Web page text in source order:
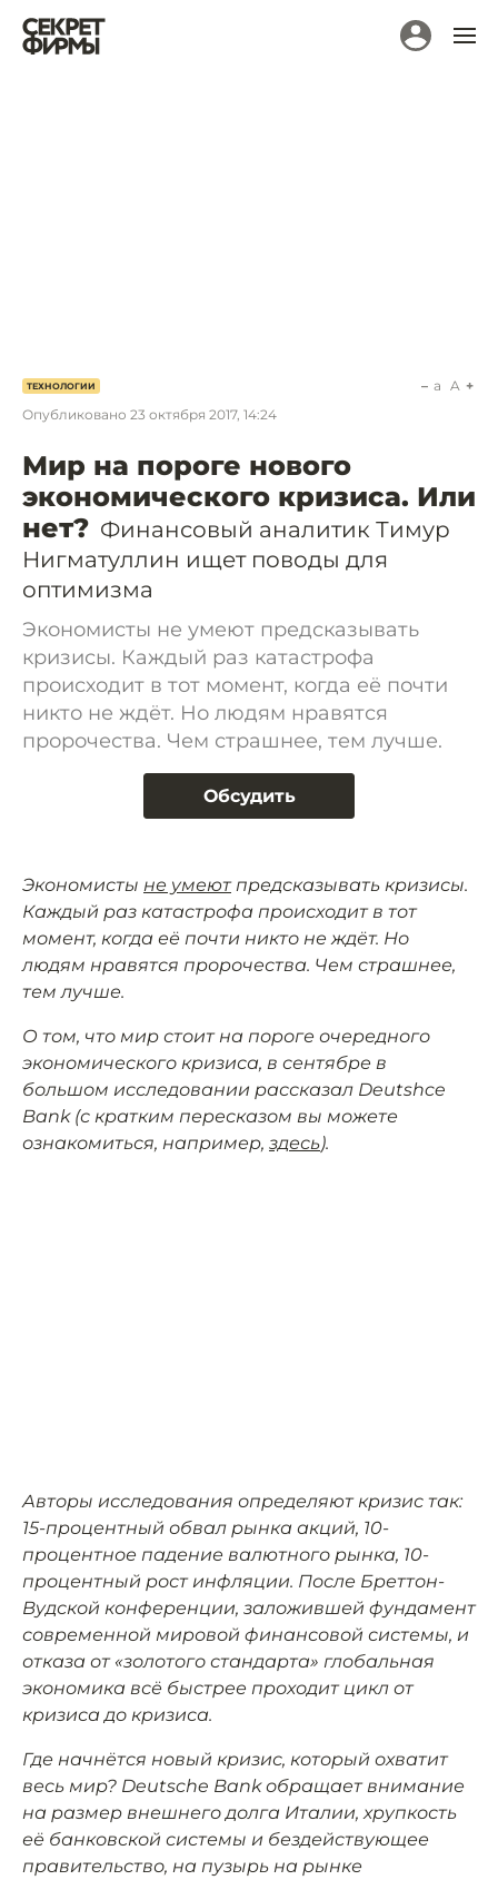
ТЕХНОЛОГИИ
Опубликовано 23 октября 2017, 14:24
a A
Мир на пороге нового
экономического кризиса. Или
нет? Финансовый аналитик Тимур
Нигматуллин ищет поводы для
оптимизма
Экономисты не умеют предсказывать
кризисы. Каждый раз катастрофа
происходит в тот момент, когда её почти
никто не ждёт. Но людям нравятся
пророчества. Чем страшнее, тем лучше.
Обсудить
Экономисты не умеютпредсказывать кризисы.
Каждый раз катастрофа происходит в тот
момент, когда её почти никто не ждёт. Но
людям нравятся пророчества. Чем страшнее,
тем лучше.
О том, что мир стоит на пороге очередного
экономического кризиса, в сентябре в
большом исследовании рассказал Deutshce
Bank (с кратким пересказом вы можете
ознакомиться, например, здесь).
Авторы исследования определяют кризис так:
15-процентный обвал рынка акций, 10-
процентное падение валютного рынка, 10-
процентный рост инфляции. После Бреттон-
Вудской конференции, заложившей фундамент
современной мировой финансовой системы, и
отказа от «золотого стандарта» глобальная
экономика всё быстрее проходит цикл от
кризиса до кризиса.
Где начнётся новый кризис, который охватит
весь мир? Deutsche Bank обращает внимание
на размер внешнего долга Италии, хрупкость
её банковской системы и бездействующее
правительство, на пузырь на рынке